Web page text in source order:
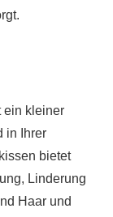
ein kleiner
in Ihrer
bietet
Linderung
Haar und